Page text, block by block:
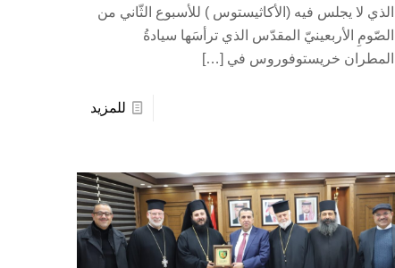
الذي لا يجلس فيه (الأكاثيستوس ) للأسبوع الثّاني من
الصّومِ الأربعينيّ المقدّس الذي ترأسَها سيادةُ
المطران خريستوفوروس في […]
للمزيد